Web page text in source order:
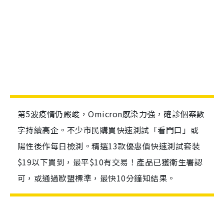
第5波疫情仍嚴峻，Omicron感染力強，確診個案數
字持續高企。不少市民購買快速測試「看門口」或
陽性後作每日檢測。精選13款優惠價快速測試套裝
$19以下買到，最平$10有交易！產品已獲衛生署認
可，或通過歐盟標準，最快10分鐘知結果。